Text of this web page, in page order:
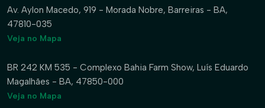
Av. Aylon Macedo, 919 - Morada Nobre, Barreiras - BA,
47810-035
Veja no Mapa
BR 242 KM 535 - Complexo Bahia Farm Show, Luís Eduardo
Magalhães - BA, 47850-000
Veja no Mapa